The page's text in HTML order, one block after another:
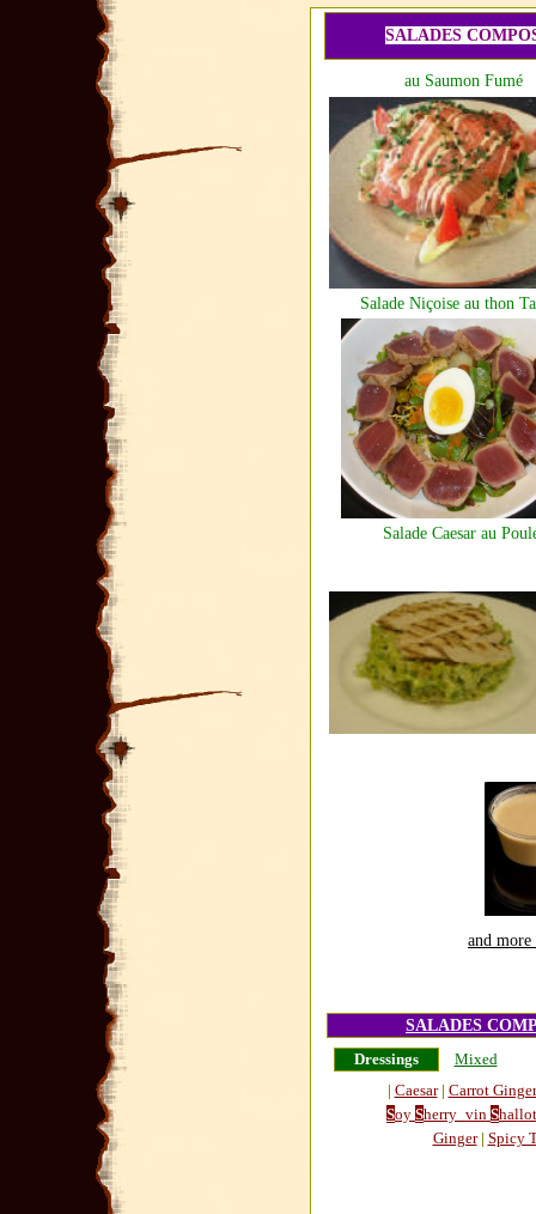
SALADES
au Saumon Fumé
Salade Niçoise au thon
Salade Caesar au
and
SALADES
Dressings
Mixed
| Caesar | Carrot Ginger
Soy Sherry_vin Shallot
Ginger| Spicy